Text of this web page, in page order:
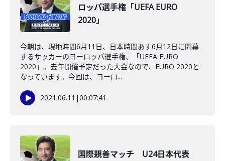
ロッパ選手権「UEFA EURO
2020」
今朝は、現地時間6月11日、日本時間あす6月12日に開幕
するサッカーのヨーロッパ選手権、「UEFA EURO
2020」。去年開催予定だった大会なので、EURO 2020と
なっています。今回は、ヨーロ...
2021.06.11 |00:07:41
国際親善マッチ U24日本代表